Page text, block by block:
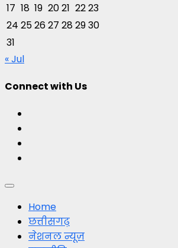
17 18 19 2021 2223
24 252627 282930
31
« Jul
Connect with Us
Primary
MenuHome
छत्तीसगढ़
नेशनल न्यूज़